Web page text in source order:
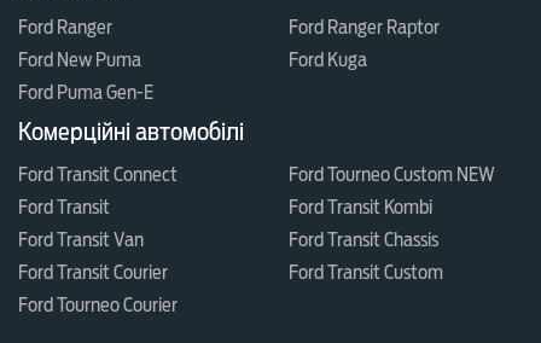
Ford Ranger
Ford Ranger Raptor
Ford New Puma
Ford Kuga
Ford Puma Gen-E
Комерційні автомобілі
Ford Transit Connect
Ford Tourneo Custom NEW
Ford Transit
Ford Transit Kombi
Ford Transit Van
Ford Transit Chassis
Ford Transit Courier
Ford Transit Custom
Ford Tourneo Courier